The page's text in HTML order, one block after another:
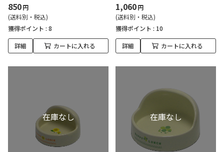
850円
(送料別・税込)
獲得ポイント : 8
詳細 カートに入れる
1,060円
(送料別・税込)
獲得ポイント : 10
詳細 カートに入れる